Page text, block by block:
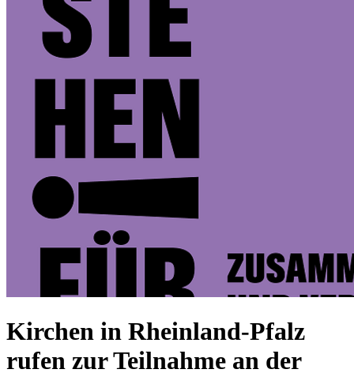
Kirchen in Rheinland-Pfalz
rufen zur Teilnahme an der